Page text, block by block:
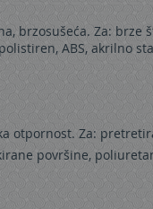
brzosušeća. Za: brze
ABS, akrilno
otpornost. Za:
površine,